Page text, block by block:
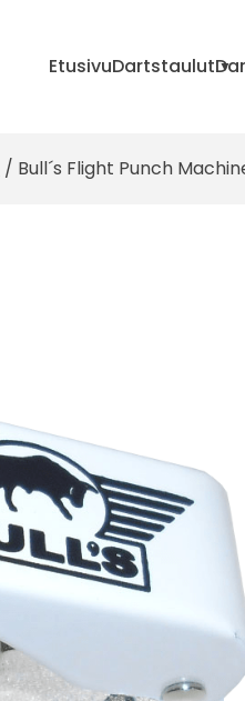
EtusivuDartstaulut
/ Bull´s Flight Punch